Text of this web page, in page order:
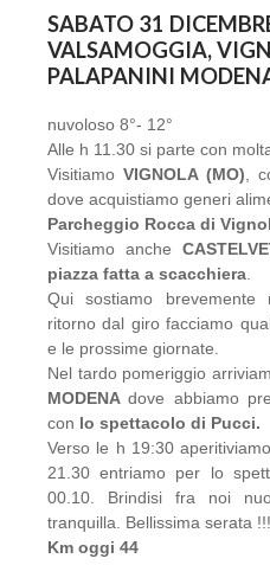
SABATO 31
VALSAMOGGIA,
PALAPANINI
nuvoloso 8°- 12°
Alle h 11.30 si parte con
Visitiamo VIGNOLA (MO) ,
dove acquistiamo generi
Parcheggio Rocca di
Visitiamo anche
piazza fatta a scacchiera
Qui sostiamo
ritorno dal giro facciamo
e le prossime giornate.
Nel tardo pomeriggio
MODENAdove abbiamo
con lo spettacolo di Pucci.
Verso le h 19:30
21.30 entriamo per lo
00.10. Brindisi fra noi
tranquilla. Bellissima serata !!!
Km oggi 44